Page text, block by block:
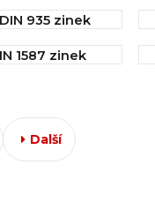
935 zinek
1587 zinek
Další